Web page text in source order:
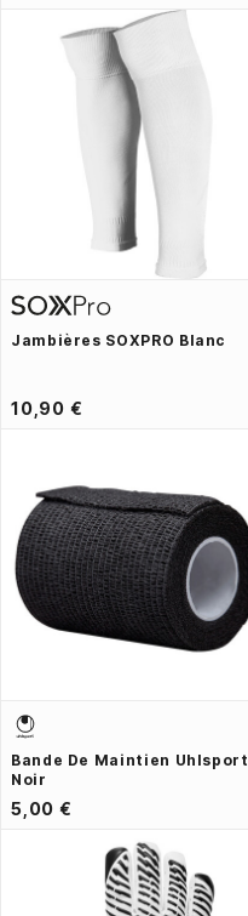
Jambières SOXPRO Blanc
10,90 €
Bande De Maintien Uhlsport
Noir
5,00 €